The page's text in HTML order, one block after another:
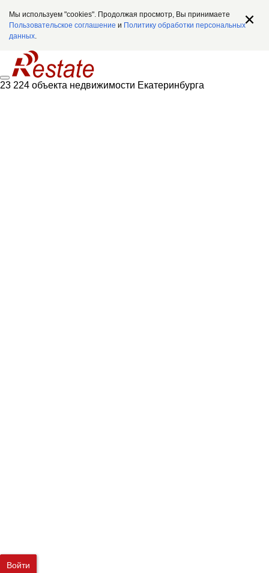
Мы используем "cookies". Продолжая просмотр, Вы принимаете
Пользовательское соглашение и Политику обработки персональных
данных.
23 224 объекта недвижимости Екатеринбурга
Войти